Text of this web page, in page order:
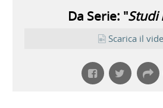
Da Serie: "Studi
Scarica il